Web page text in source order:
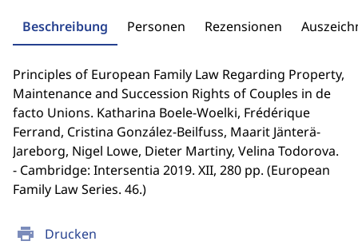
print Drucken
Beschreibung Personen Rezensionen
Principles of European Family Law Regarding Property,
Maintenance and Succession Rights of Couples in de
facto Unions. Katharina Boele-Woelki, Frédérique
Ferrand, Cristina González-Beilfuss, Maarit Jänterä-
Jareborg, Nigel Lowe, Dieter Martiny, Velina Todorova.
- Cambridge: Intersentia 2019. XII, 280 pp. (European
Family Law Series. 46.)